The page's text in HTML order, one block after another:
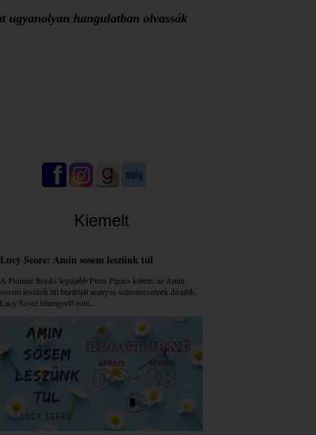
ugyanolyan hangulatban olvassák
Kiemelt
Lucy Score: Amin sosem leszünk túl
A Pioneer Books legújabb Piros Pipacs kötete, az Amin
sosem leszünk túl borítóját aranyos százszorszépek díszítik.
Lucy Score lehengerlő rom...